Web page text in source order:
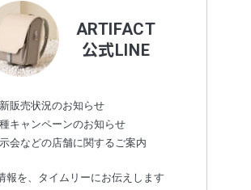
ARTIFACT
公式LINE
販売状況のお知らせ
キャンペーンのお知らせ
会などの店舗に関するご案内
報を、タイムリーにお伝えします